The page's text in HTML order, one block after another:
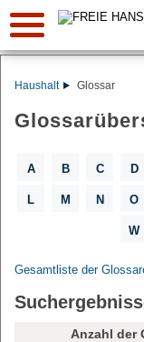
Suche:
Haushalt Glossar
A B C D
L M N O
W
Gesamtliste der
Anzahl der